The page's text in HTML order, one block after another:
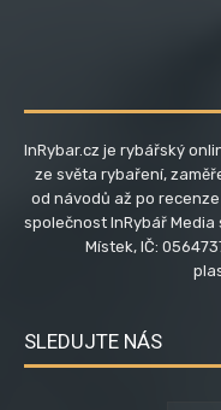
InRybar.cz je rybářský
ze světa rybaření,
od návodů až po
společnost InRybář Media
Místek, IČ:
SLEDUJTE NÁS